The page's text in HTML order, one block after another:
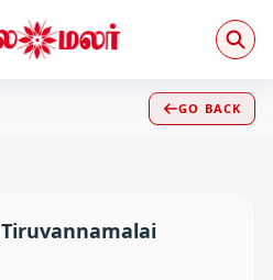
GO BACK
Tiruvannamalai